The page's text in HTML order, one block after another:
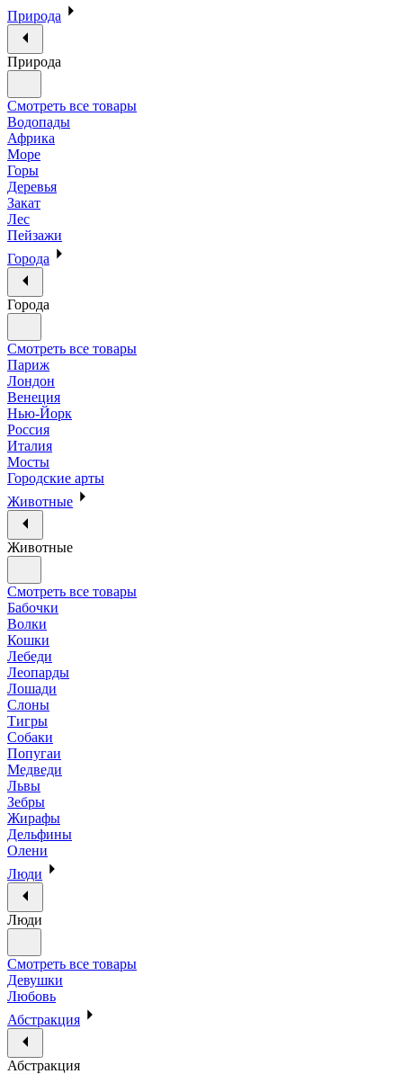
Природа
Природа
Смотреть все товары
Водопады
Африка
Море
Горы
Деревья
Закат
Лес
Пейзажи
Города
Города
Смотреть все товары
Париж
Лондон
Венеция
Нью-Йорк
Россия
Италия
Мосты
Городские арты
Животные
Животные
Смотреть все товары
Бабочки
Волки
Кошки
Лебеди
Леопарды
Лошади
Слоны
Тигры
Собаки
Попугаи
Медведи
Львы
Зебры
Жирафы
Дельфины
Олени
Люди
Люди
Смотреть все товары
Девушки
Любовь
Абстракция
Абстракция